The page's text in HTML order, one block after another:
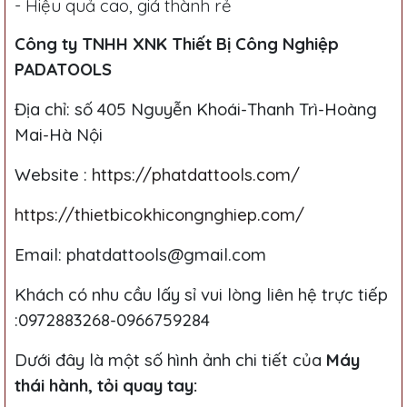
- Hiệu quả cao, giá thành rẻ
Công ty TNHH XNK Thiết Bị Công Nghiệp
PADATOOLS
Địa chỉ: số 405 Nguyễn Khoái-Thanh Trì-Hoàng
Mai-Hà Nội
Website : https://phatdattools.com/
https://thietbicokhicongnghiep.com/
Email: phatdattools@gmail.com
Khách có nhu cầu lấy sỉ vui lòng liên hệ trực tiếp
:0972883268-0966759284
Dưới đây là một số hình ảnh chi tiết của Máy
thái hành, tỏi quay tay: